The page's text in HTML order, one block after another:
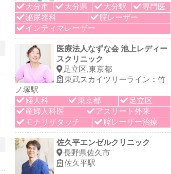
大分市 大分県 大分駅
専門医
泌尿器科
腟レーザー
インティマレーザー
医療法人なずな会 池上レディー
スクリニック
足立区,東京都
東武スカイツリーライン：竹
ノ塚駅
婦人科
東京都
足立区
産婦人科医
アスリート外来
モナリザタッチ
腟レーザー治療
佐久平エンゼルクリニック
長野県佐久市
佐久平駅